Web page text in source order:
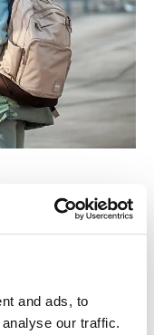
and ads, to
our traffic.
を追求するうち、